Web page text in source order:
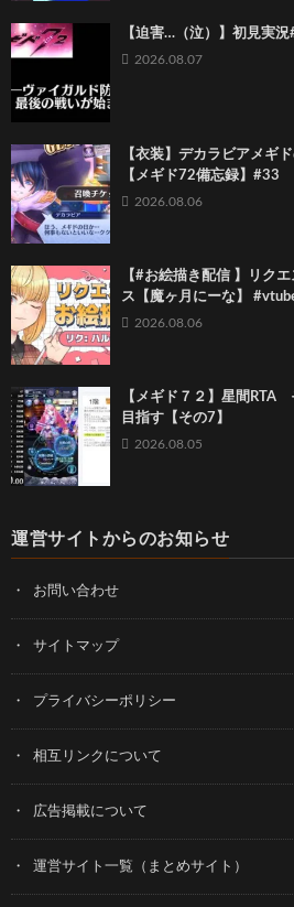
【迫害…（泣）】初見実況
2026.08.07
【衣装】デカラビアメギ
【メギド72備忘録】#33
2026.08.06
【#お絵描き配信 】リク
ス【魔ヶ月にーな】
2026.08.06
【メギド７２】星間RTA
目指す【その7】
2026.08.05
運営サイトからのお知らせ
お問い合わせ
サイトマップ
プライバシーポリシー
相互リンクについて
広告掲載について
運営サイト一覧（まとめサイト）